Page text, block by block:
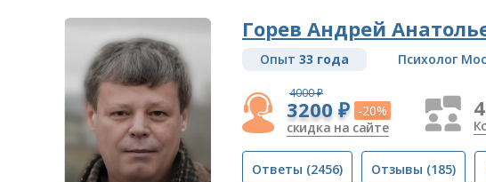
Горев Андрей
Опыт 33 года Психолог
4000 ₽
3200 ₽ -20%
скидка на сайте
Ответы (2456) Отзывы (185)